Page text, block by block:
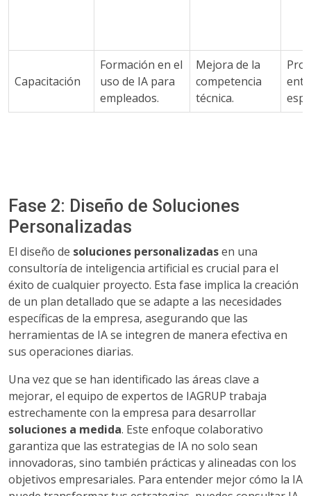
Capacitación
Formación en el
uso de IA para
empleados.
Mejora de la
competencia
técnica.
Fase 2: Diseño de Soluciones
Personalizadas
El diseño de soluciones personalizadasen una
consultoría de inteligencia artificial es crucial para el
éxito de cualquier proyecto. Esta fase implica la creación
de un plan detallado que se adapte a las necesidades
específicas de la empresa, asegurando que las
herramientas de IA se integren de manera efectiva en
sus operaciones diarias.
Una vez que se han identificado las áreas clave a
mejorar, el equipo de expertos de IAGRUP trabaja
estrechamente con la empresa para desarrollar
soluciones a medida. Este enfoque colaborativo
garantiza que las estrategias de IA no solo sean
innovadoras, sino también prácticas y alineadas con los
objetivos empresariales. Para entender mejor cómo la IA